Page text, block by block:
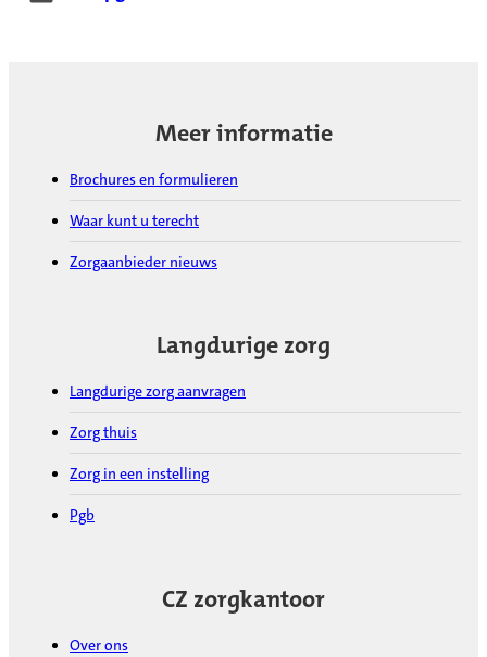
Meer informatie
Brochures en formulieren
Waar kunt u terecht
Zorgaanbieder nieuws
Langdurige zorg
Langdurige zorg aanvragen
Zorg thuis
Zorg in een instelling
Pgb
CZ zorgkantoor
Over ons